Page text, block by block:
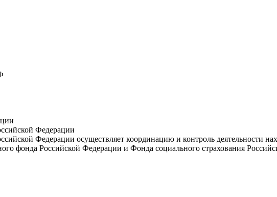
Федерации
Федерации осуществляет координацию и контроль деятельности
фонда Российской Федерации и Фонда социального страхования